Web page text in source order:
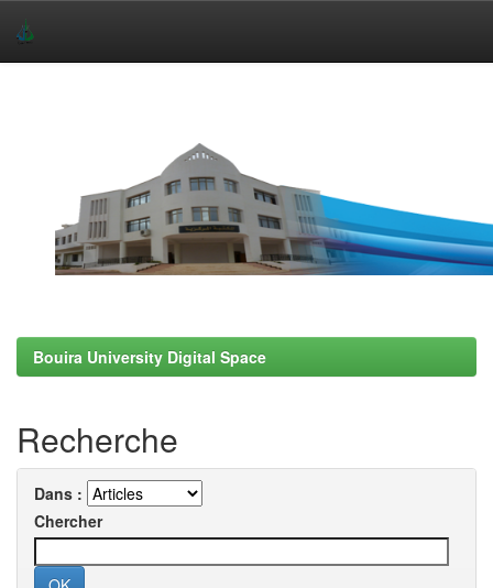
Bouira University Digital Space
Recherche
Dans :
Chercher